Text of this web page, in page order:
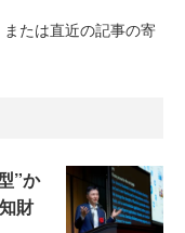
たは直近の記事の寄
”か
財